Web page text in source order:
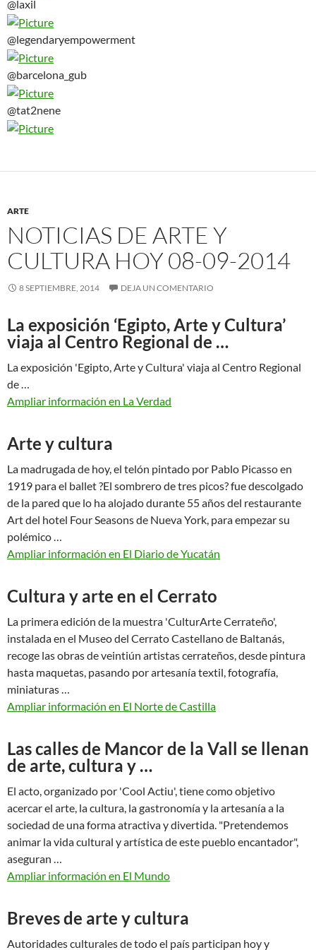
@laxil
@legendaryempowerment
@barcelona_gub
@tat2nene
ARTE
NOTICIAS DE ARTE Y
CULTURA HOY 08-09-2014
8 SEPTIEMBRE, 2014 DEJA UN COMENTARIO
La exposición ‘Egipto, Arte y Cultura’
viaja al Centro Regional de …
La exposición 'Egipto, Arte y Cultura' viaja al Centro Regional
de …
Ampliar información en La Verdad
Arte y cultura
La madrugada de hoy, el telón pintado por Pablo Picasso en
1919 para el ballet ?El sombrero de tres picos? fue descolgado
de la pared que lo ha alojado durante 55 años del restaurante
Art del hotel Four Seasons de Nueva York, para empezar su
polémico …
Ampliar información en El Diario de Yucatán
Cultura y arte en el Cerrato
La primera edición de la muestra 'CulturArte Cerrateño',
instalada en el Museo del Cerrato Castellano de Baltanás,
recoge las obras de veintiún artistas cerrateños, desde pintura
hasta maquetas, pasando por artesanía textil, fotografía,
miniaturas …
Ampliar información en El Norte de Castilla
Las calles de Mancor de la Vall se llenan
de arte, cultura y …
El acto, organizado por 'Cool Actiu', tiene como objetivo
acercar el arte, la cultura, la gastronomía y la artesanía a la
sociedad de una forma atractiva y divertida. "Pretendemos
animar la vida cultural y artística de este pueblo encantador",
aseguran …
Ampliar información en El Mundo
Breves de arte y cultura
Autoridades culturales de todo el país participan hoy y